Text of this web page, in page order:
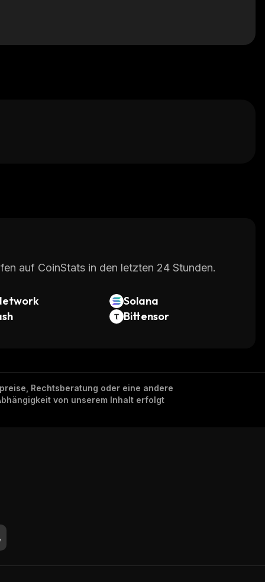
auf CoinStats in den letzten 24 Stunden.
Solana
Bittensor
Rechtsberatung oder eine andere
von unserem Inhalt erfolgt